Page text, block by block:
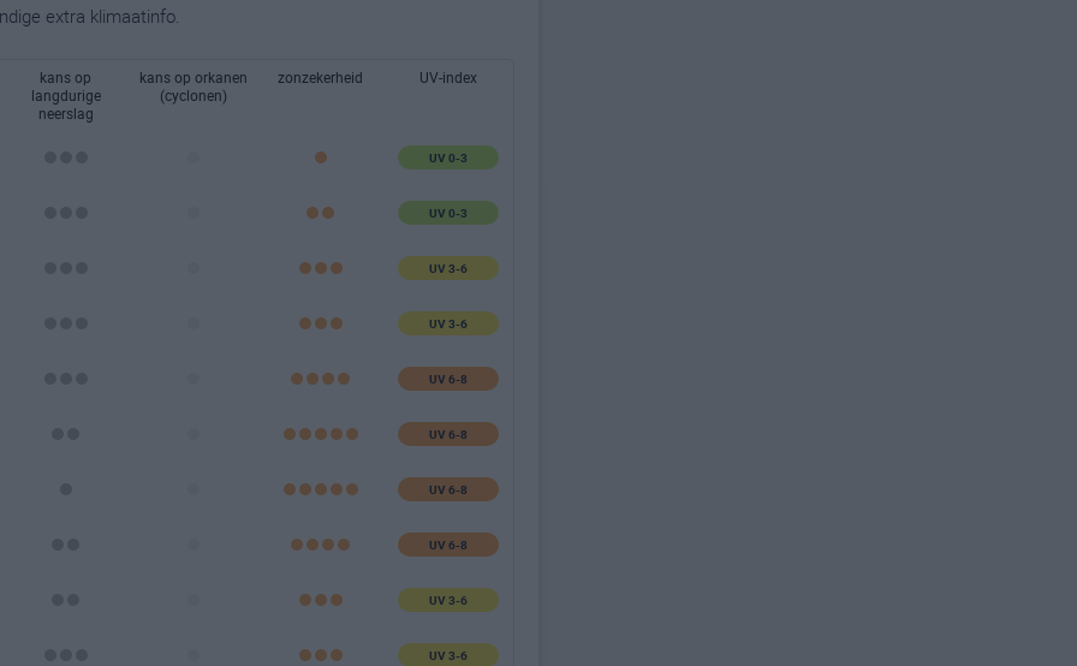
extra klimaatinfo.
kans op
langdurige
neerslag
kans op orkanen
(cyclonen)
zonzekerheid UV-index
UV 0-3
UV 0-3
UV 3-6
UV 3-6
UV 6-8
UV 6-8
UV 6-8
UV 6-8
UV 3-6
UV 3-6